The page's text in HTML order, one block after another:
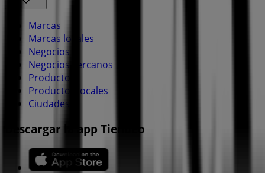
Marcas
Marcas locales
Negocios
Negocios cercanos
Productos
Productos locales
Ciudades
Descargar la app Tiendeo